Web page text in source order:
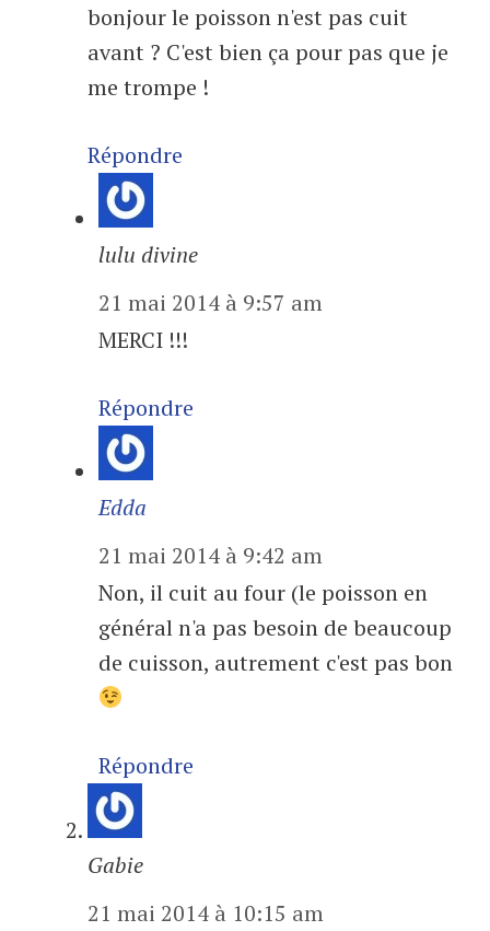
bonjour le poisson n'est pas cuit
avant ? C'est bien ça pour pas que je
me trompe !
Répondre
lulu divine
21 mai 2014 à 9:57 am
MERCI !!!
Répondre
Edda
21 mai 2014 à 9:42 am
Non, il cuit au four (le poisson en
général n'a pas besoin de beaucoup
de cuisson, autrement c'est pas bon
Répondre
Gabie
21 mai 2014 à 10:15 am